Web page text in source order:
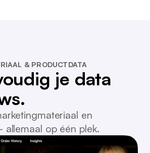
& PRODUCTDATA
je data
en
op één plek.